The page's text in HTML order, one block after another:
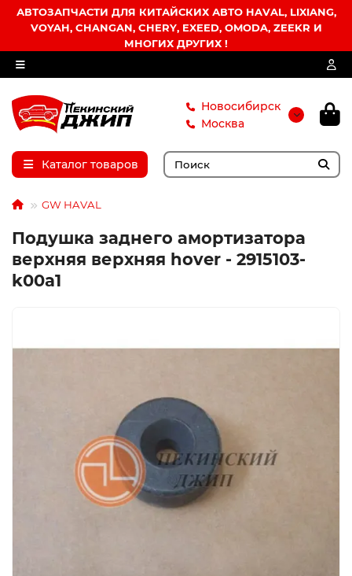
АВТОЗАПЧАСТИ ДЛЯ КИТАЙСКИХ АВТО HAVAL, LIXIANG,
VOYAH, CHANGAN, CHERY, EXEED, OMODA, ZEEKR И
МНОГИХ ДРУГИХ !
Новосибирск
Москва
Каталог товаров
GW HAVAL
Подушка заднего амортизатора
верхняя верхняя hover - 2915103-
k00a1